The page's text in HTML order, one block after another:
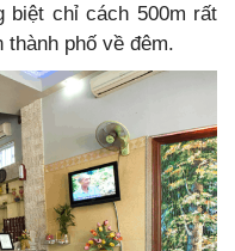
biệt chỉ cách 500m rất
thành phố về đêm.